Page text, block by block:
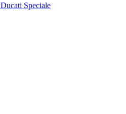
Ducati Speciale